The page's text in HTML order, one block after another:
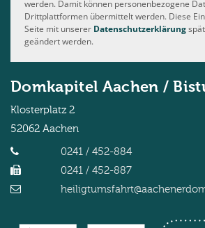
werden. Damit können personenbezogene
Drittplattformen übermittelt werden. Diese
Seite mit unserer Datenschutzerklärung
geändert werden.
Domkapitel Aachen /
Klosterplatz 2
52062 Aachen
0241 / 452-884
0241 / 452-887